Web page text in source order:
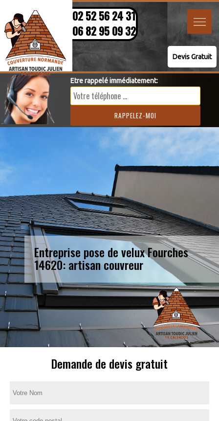
02 52 56 24 31
06 82 95 09 32
Devis Gratuit
Etre rappelé immédiatement:
Entreprise pose de velux Fourches
14620: artisan couvreur
Demande de devis gratuit